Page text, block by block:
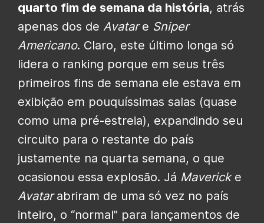
quarto fim de semana da história, atrás
apenas dos de Avatare Sniper
Americano. Claro, este último longa só
lidera o ranking porque em seus três
primeiros fins de semana ele estava em
exibição em pouquíssimas salas (quase
como uma pré-estreia), expandindo seu
circuito para o restante do país
justamente na quarta semana, o que
ocasionou essa explosão. Já Mavericke
Avatarabriram de uma só vez no país
inteiro, o “normal” para lançamentos de